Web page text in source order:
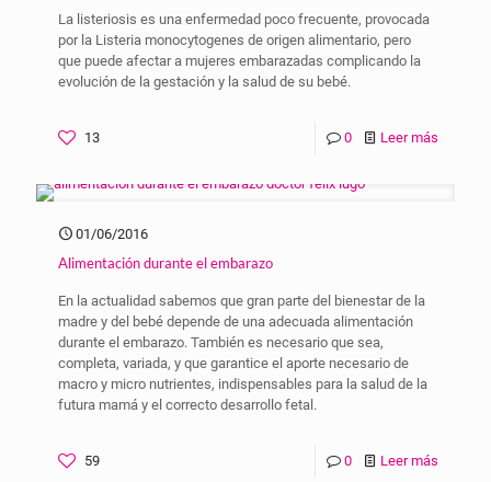
La listeriosis es una enfermedad poco frecuente, provocada
por la Listeria monocytogenes de origen alimentario, pero
que puede afectar a mujeres embarazadas complicando la
evolución de la gestación y la salud de su bebé.
13 0 Leer más
01/06/2016
Alimentación durante el embarazo
En la actualidad sabemos que gran parte del bienestar de la
madre y del bebé depende de una adecuada alimentación
durante el embarazo. También es necesario que sea,
completa, variada, y que garantice el aporte necesario de
macro y micro nutrientes, indispensables para la salud de la
futura mamá y el correcto desarrollo fetal.
59 0 Leer más